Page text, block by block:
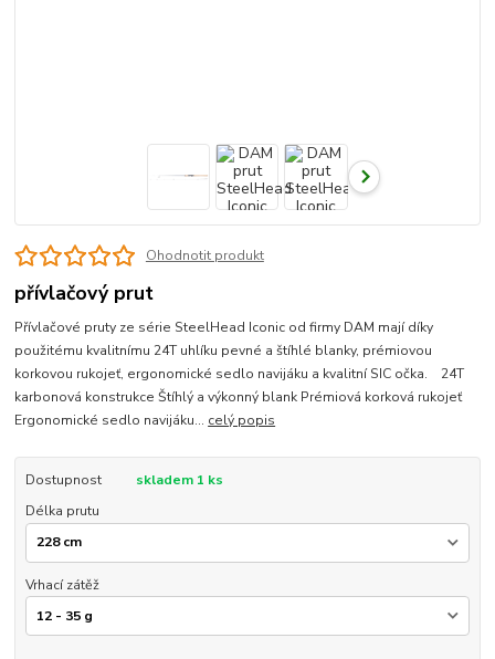
Ohodnotit produkt
přívlačový prut
Přívlačové pruty ze série SteelHead Iconic od firmy DAM mají díky
použitému kvalitnímu 24T uhlíku pevné a štíhlé blanky, prémiovou
korkovou rukojeť, ergonomické sedlo navijáku a kvalitní SIC očka. 24T
karbonová konstrukce Štíhlý a výkonný blank Prémiová korková rukojeť
Ergonomické sedlo navijáku... celý popis
Dostupnost
skladem 1 ks
Délka prutu
Vrhací zátěž